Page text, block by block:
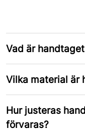
Vad är
Vilka material är
Hur justeras
förvaras?